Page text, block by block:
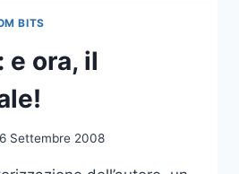
BITS
e ora, il
6 Settembre 2008